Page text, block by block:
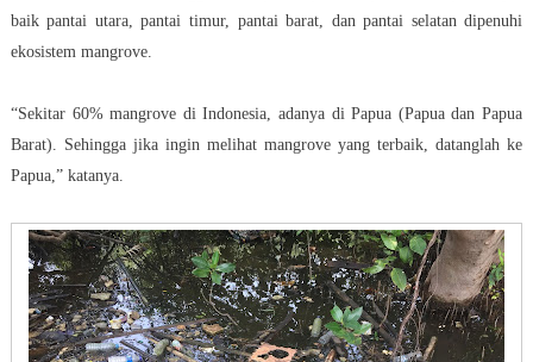
baik pantai utara, pantai timur, pantai barat, dan pantai selatan dipenuhi
ekosistem mangrove.
“Sekitar 60% mangrove di Indonesia, adanya di Papua (Papua dan Papua
Barat). Sehingga jika ingin melihat mangrove yang terbaik, datanglah ke
Papua,” katanya.